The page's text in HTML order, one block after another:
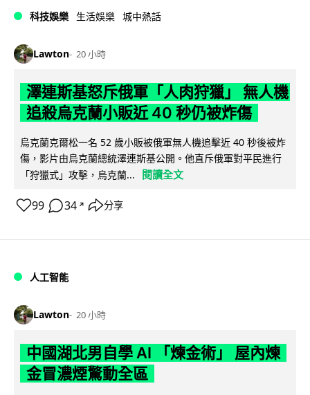
科技娛樂 生活娛樂 城中熱話
Lawton 20 小時
澤連斯基怒斥俄軍「人肉狩獵」 無人機
追殺烏克蘭小販近 40 秒仍被炸傷
烏克蘭克爾松一名 52 歲小販被俄軍無人機追擊近 40 秒後被炸
傷，影片由烏克蘭總統澤連斯基公開。他直斥俄軍對平民進行
「狩獵式」攻擊，烏克蘭...
閱讀全文
99 34 ↗ 分享
人工智能
Lawton 20 小時
中國湖北男自學 AI 「煉金術」 屋內煉
金冒濃煙驚動全區